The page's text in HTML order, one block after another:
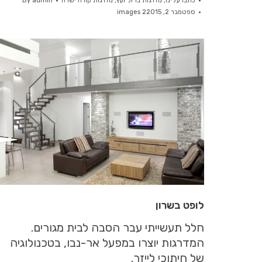
ספטמבר 2, 2015
2 images
לופט בשרון
חלל תעשייתי עבר הסבה לבית מגורים.
המדרגות יוצרו במפעל אר-נבו, בטכנולוגיה
של חיתוכי לייזר.